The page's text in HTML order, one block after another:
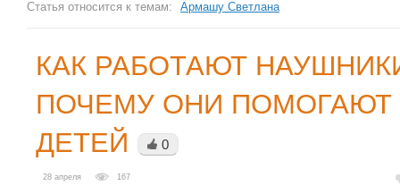
Статья относится к темам: Армашу Светлана
КАК РАБОТАЮТ
ПОЧЕМУ ОНИ ПОМОГАЮТ
ДЕТЕЙ
0
28 апреля 167